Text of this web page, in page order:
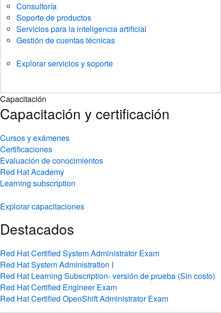
Consultoría
Soporte de productos
Servicios para la inteligencia artificial
Gestión de cuentas técnicas
Explorar servicios y soporte
Capacitación
Capacitación y certificación
Cursos y exámenes
Certificaciones
Evaluación de conocimientos
Red Hat Academy
Learning subscription
Explorar capacitaciones
Destacados
Red Hat Certified System Administrator Exam
Red Hat System Administration I
Red Hat Learning Subscription- versión de prueba (Sin costo)
Red Hat Certified Engineer Exam
Red Hat Certified OpenShift Administrator Exam